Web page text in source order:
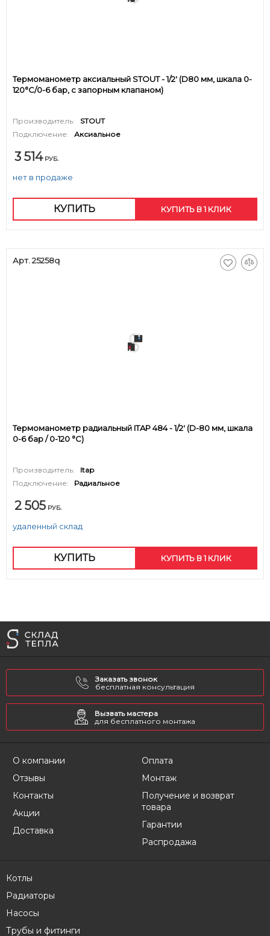
Термоманометр аксиальный STOUT - 1/2' (D80 мм, шкала 0-
120°C/0-6 бар, с запорным клапаном)
Производитель:
STOUT
Подключение:
Аксиальное
3 514 РУБ.
нет в продаже
КУПИТЬ КУПИТЬ В 1 КЛИК
Арт. 25258q
Термоманометр радиальный ITAP 484 - 1/2' (D-80 мм, шкала
0-6 бар / 0-120 °C)
Производитель:
Itap
Подключение:
Радиальное
2 505 РУБ.
удаленный склад
КУПИТЬ КУПИТЬ В 1 КЛИК
Заказать звонок
бесплатная консультация
Вызвать мастера
для бесплатного монтажа
О компании
Отзывы
Контакты
Акции
Доставка
Оплата
Монтаж
Получение и возврат
товара
Гарантии
Распродажа
Котлы
Радиаторы
Насосы
Трубы и фитинги